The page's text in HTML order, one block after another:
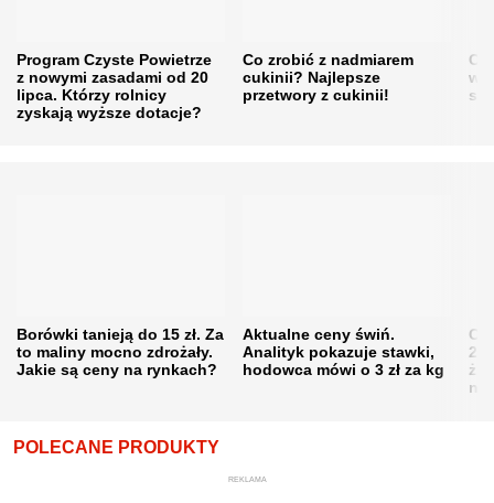
Program Czyste Powietrze
z nowymi zasadami od 20
lipca. Którzy rolnicy
zyskają wyższe dotacje?
Co zrobić z nadmiarem
cukinii? Najlepsze
przetwory z cukinii!
w
Borówki tanieją do 15 zł. Za
to maliny mocno zdrożały.
Jakie są ceny na rynkach?
Aktualne ceny świń.
Analityk pokazuje stawki,
hodowca mówi o 3 zł za kg
POLECANE PRODUKTY
REKLAMA